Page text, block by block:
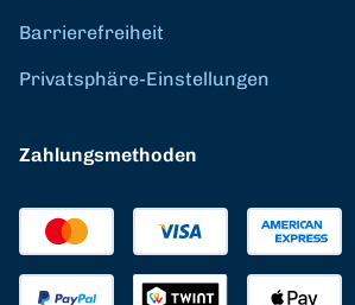
Barrierefreiheit
Privatsphäre-Einstellungen
Zahlungsmethoden